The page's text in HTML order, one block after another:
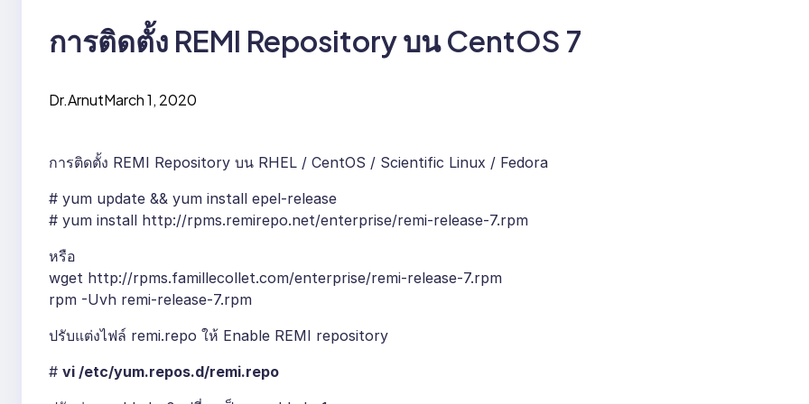
การติดตั้ง REMI Repository บน CentOS 7
Dr.ArnutMarch 1, 2020
การติดตั้ง REMI Repository บน RHEL / CentOS / Scientific Linux / Fedora
# yum update && yum install epel-release
# yum install http://rpms.remirepo.net/enterprise/remi-release-7.rpm
หรือ
wget http://rpms.famillecollet.com/enterprise/remi-release-7.rpm
rpm -Uvh remi-release-7.rpm
ปรับแต่งไฟล์ remi.repo ให้ Enable REMI repository
# vi /etc/yum.repos.d/remi.repo